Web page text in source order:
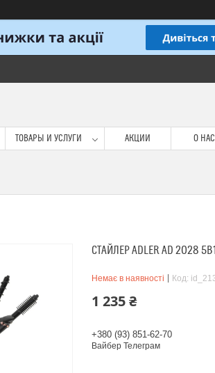
ТОВАРЫ И УСЛУГИ АКЦИИ О НАС
СТАЙЛЕР ADLER AD 2028
Немає в наявності Код:
1 235 ₴
+380 (93) 851-62-70
Вайбер Телеграм